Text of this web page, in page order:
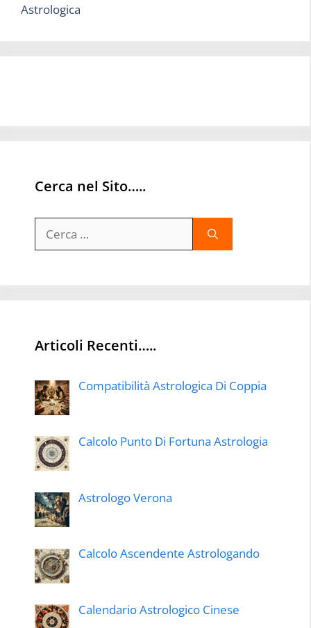
Astrologica
Cerca nel Sito…..
per:
Articoli Recenti…..
Compatibilità Astrologica Di Coppia
Calcolo Punto Di Fortuna Astrologia
Astrologo Verona
Calcolo Ascendente Astrologando
Calendario Astrologico Cinese